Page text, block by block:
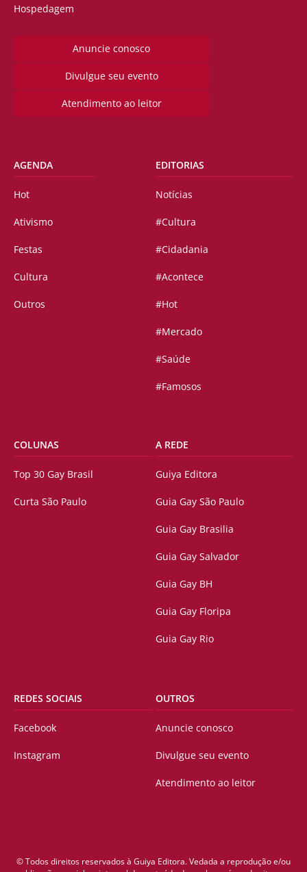
Hospedagem
Anuncie conosco
Divulgue seu evento
Atendimento ao leitor
AGENDA
Hot
Ativismo
Festas
Cultura
Outros
EDITORIAS
Notícias
#Cultura
#Cidadania
#Acontece
#Hot
#Mercado
#Saúde
#Famosos
COLUNAS
Top 30 Gay Brasil
Curta São Paulo
A REDE
Guiya Editora
Guia Gay São Paulo
Guia Gay Brasilia
Guia Gay Salvador
Guia Gay BH
Guia Gay Floripa
Guia Gay Rio
REDES SOCIAIS
Facebook
Instagram
OUTROS
Anuncie conosco
Divulgue seu evento
Atendimento ao leitor
© Todos direitos reservados à Guiya Editora. Vedada a reprodução e/ou